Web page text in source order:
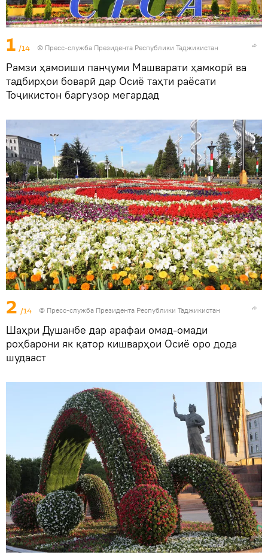
1 /14 © Пресс-служба Президента Республики Таджикистан
Рамзи ҳамоиши панҷуми Машварати ҳамкорӣ ва
тадбирҳои боварӣ дар Осиё таҳти раёсати
Тоҷикистон баргузор мегардад
2 /14 © Пресс-служба Президента Республики Таджикистан
Шаҳри Душанбе дар арафаи омад-омади
роҳбарони як қатор кишварҳои Осиё оро дода
шудааст